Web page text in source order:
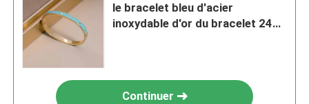
le bracelet bleu d'acier
inoxydable d'or du bracelet 24k
Continuer